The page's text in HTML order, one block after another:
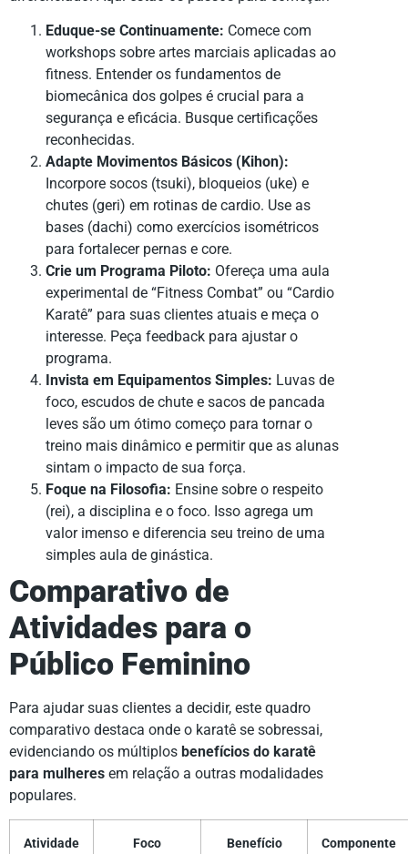
Eduque-se Continuamente: Comece com
workshops sobre artes marciais aplicadas ao
fitness. Entender os fundamentos de
biomecânica dos golpes é crucial para a
segurança e eficácia. Busque certificações
reconhecidas.
Adapte Movimentos Básicos (Kihon):
Incorpore socos (tsuki), bloqueios (uke) e
chutes (geri) em rotinas de cardio. Use as
bases (dachi) como exercícios isométricos
para fortalecer pernas e core.
Crie um Programa Piloto: Ofereça uma aula
experimental de “Fitness Combat” ou “Cardio
Karatê” para suas clientes atuais e meça o
interesse. Peça feedback para ajustar o
programa.
Invista em Equipamentos Simples: Luvas de
foco, escudos de chute e sacos de pancada
leves são um ótimo começo para tornar o
treino mais dinâmico e permitir que as alunas
sintam o impacto de sua força.
Foque na Filosofia: Ensine sobre o respeito
(rei), a disciplina e o foco. Isso agrega um
valor imenso e diferencia seu treino de uma
simples aula de ginástica.
Comparativo de
Atividades para o
Público Feminino
Para ajudar suas clientes a decidir, este quadro
comparativo destaca onde o karatê se sobressai,
evidenciando os múltiplos benefícios do karatê
para mulheres em relação a outras modalidades
populares.
Atividade
Foco
Benefício
Componente